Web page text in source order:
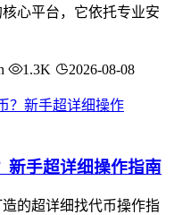
心平台，它依托专业安
1.3K 2026-08-08
新手超详细操作指南
的超详细找代币操作指